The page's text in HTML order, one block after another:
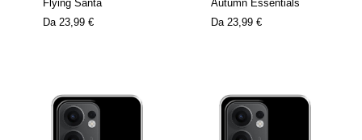
Flying Santa
Da 23,99 €
Autumn Essentials
Da 23,99 €